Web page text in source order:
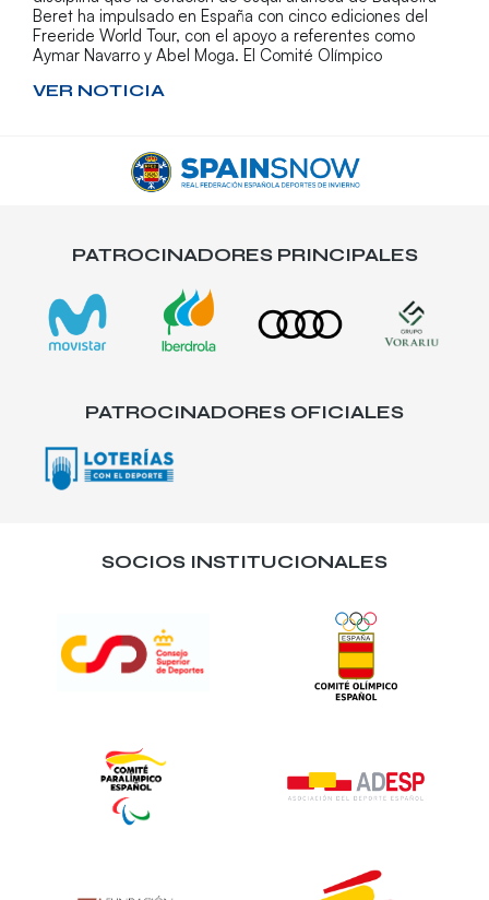
Beret ha impulsado en España con cinco ediciones del
Freeride World Tour, con el apoyo a referentes como
Aymar Navarro y Abel Moga. El Comité Olímpico
VER NOTICIA
PATROCINADORES PRINCIPALES
PATROCINADORES OFICIALES
SOCIOS INSTITUCIONALES